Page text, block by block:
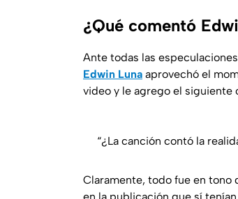
¿Qué comentó
Ante todas las
Edwin Luna aprovechó el
video y le agrego el siguiente
“¿La canción contó la
Claramente, todo fue en tono